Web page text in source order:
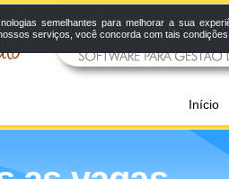
Início
semelhantes para melhorar a sua
serviços, você concorda com tais